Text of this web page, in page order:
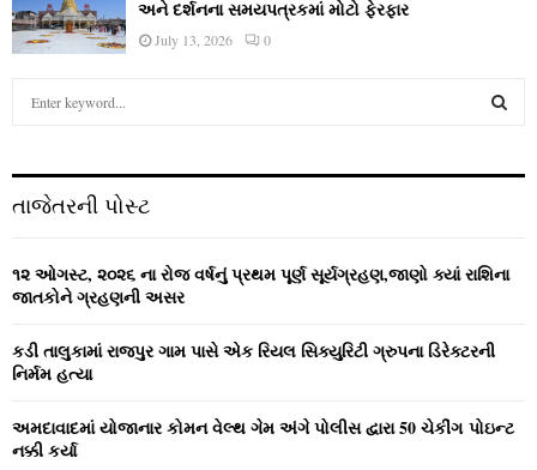
અને દર્શનના સમયપત્રકમાં મોટો ફેરફાર
July 13, 2026 0
h
o
r
C
તાજેતરની પોસ્ટ
૧૨ ઓગસ્ટ, ૨૦૨૬ ના રોજ વર્ષનું પ્રથમ પૂર્ણ સૂર્યગ્રહણ,જાણો ક્યાં રાશિના
જાતકોને ગ્રહણની અસર
કડી તાલુકામાં રાજપુર ગામ પાસે એક રિયલ સિક્યુરિટી ગ્રુપના ડિરેક્ટરની
નિર્મમ હત્યા
અમદાવાદમાં યોજાનાર કોમન વેલ્‍થ ગેમ અંગે પોલીસ દ્વારા 50 ચેકીંગ પોઇન્‍ટ
નક્કી કર્યા